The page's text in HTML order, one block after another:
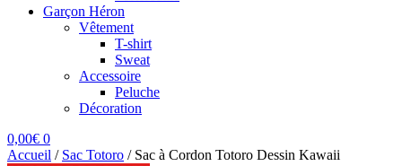
Garçon Héron
Vêtement
T-shirt
Sweat
Accessoire
Peluche
Décoration
0,00€ 0
Accueil / Sac Totoro / Sac à Cordon Totoro Dessin Kawaii